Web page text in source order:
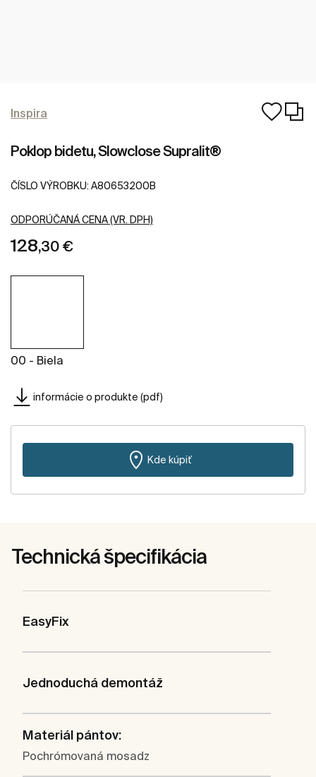
Inspira
Poklop bidetu, Slowclose Supralit®
ČÍSLO VÝROBKU: A80653200B
ODPORÚČANÁ CENA (VR. DPH)
128,30 €
00 - Biela
informácie o produkte (pdf)
Kde kúpiť
Technická špecifikácia
EasyFix
Jednoduchá demontáž
Materiál pántov:
Pochrómovaná mosadz